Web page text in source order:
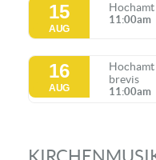
15
AUG
11:00am
16
AUG
Hochamt
brevis
11:00am